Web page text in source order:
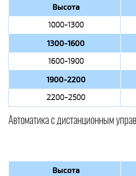
Высота
1000-1300
1300-1600
1600-1900
1900-2200
2200-2500
Автоматика с дистанционным
Высота